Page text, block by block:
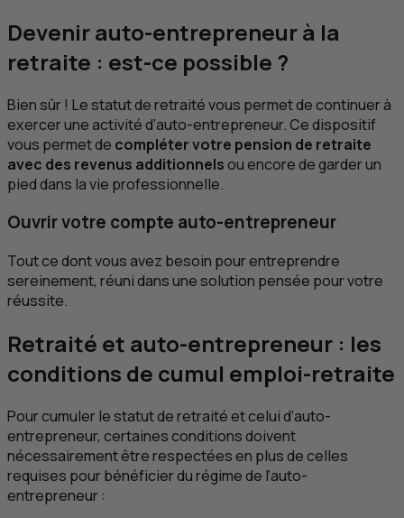
Devenir auto-entrepreneur à la
retraite : est-ce possible ?
Bien sûr ! Le statut de retraité vous permet de continuer à
exercer une activité d’auto-entrepreneur. Ce dispositif
vous permet de compléter votre pension de retraite
avec des revenus additionnelsou encore de garder un
pied dans la vie professionnelle.
Ouvrir votre compte auto-entrepreneur
Tout ce dont vous avez besoin pour entreprendre
sereinement, réuni dans une solution pensée pour votre
réussite.
Retraité et auto-entrepreneur : les
conditions de cumul emploi-retraite
Pour cumuler le statut de retraité et celui d’auto-
entrepreneur, certaines conditions doivent
nécessairement être respectées en plus de celles
requises pour bénéficier du régime de l’auto-
entrepreneur :